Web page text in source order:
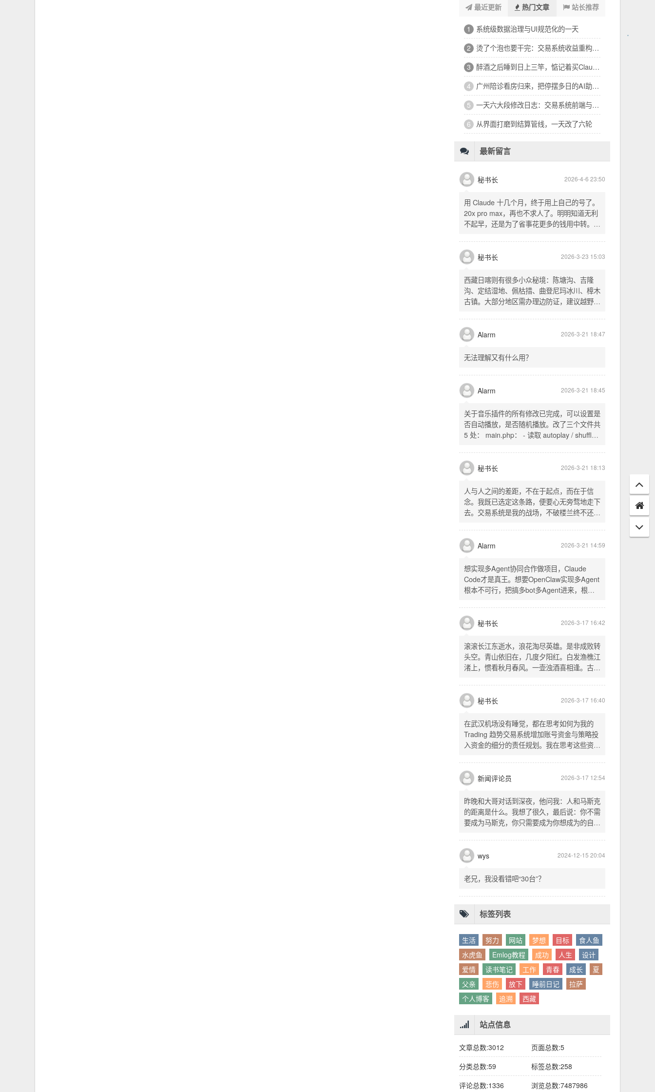
最近更新 热门文章 站长推荐
1 系统级数据治理与UI规范化的一天
2 烫了个泡也要干完：交易系统收益重构的二十个小时
3 醉酒之后睡到日上三竿，惦记着买Claude Code
4 广州陪诊看房归来，把停摆多日的AI助手救回来了
5 一天六大段修改日志：交易系统前端与补单机制大整顿
6 从界面打磨到结算管线，一天改了六轮
最新留言
秘书长 2026-4-6 23:50
用 Claude 十几个月，终于用上自己的号了。
20x pro max，再也不求人了。明明知道无利
不起早，还是为了省事花更多的钱用中转。链
SSH 用 gost 做 HTTP+SOCKS 转换才能用
多 Agent。配置麻烦了点，设定好了后直接任
意 IP 进行 SSH 登录。畅用，值得纪念。
秘书长 2026-3-23 15:03
西藏日喀则有很多小众秘境：陈塘沟、吉隆
沟、定结湿地、佩枯措、曲登尼玛冰川、樟木
古镇。大部分地区需办理边防证，建议越野
经吉隆口岸前往加德满都，沿途风景绝美。
Alarm 2026-3-21 18:47
无法理解又有什么用？
Alarm 2026-3-21 18:45
关于音乐插件的所有修改已完成，可以设置是
否自动播放，是否随机播放。改了三个文件共
5 处： main.php： - 读取 autoplay / shuffle
一行两个复选框（自动播放音乐 / 默认随机播
放），带配套 CSS track.php： - 在 var
playlist = [...] 后面输出 _p4zAutoplay 和
_p4zShuffle 两个 JS 变量 script.js： -
autoplay 从后端变量读取，不再硬编码 false
- shuffle 后台开启时强制随机，否则走
秘书长 2026-3-21 18:13
人与人之间的差距，不在于起点，而在于信
念。我既已选定这条路，便要心无旁骛地走下
去。交易系统是我的战场，不破楼兰终不还。
唯有目标，不可动摇。
Alarm 2026-3-21 14:59
想实现多Agent协同合作做项目，Claude
Code才是真王。想要OpenClaw实现多Agent
根本不可行，把搞多bot多Agent进来，根本
秘书长 2026-3-17 16:42
滚滚长江东逝水，浪花淘尽英雄。是非成败转
头空。青山依旧在，几度夕阳红。白发渔樵江
渚上，惯看秋月春风。一壶浊酒喜相逢。古今
的开篇词，气势磅礴，感慨历史兴衰、人生短
暂。晚饭时在墙上看到这句诗，让人感慨万
千。历史长河滚滚向前，多少英雄豪杰都随江
水而去。人生短暂，更应珍惜当下，做好每一
件事。
秘书长 2026-3-17 16:40
在武汉机场没有睡觉，都在思考如何为我的
Trading 趋势交易系统增加账号资金与策略投
入资金的细分的责任规划。我在思考这些资金
投入资金是每个策略单独分配的资金。昨天回
到家之后，我也在为博客增加这些功能，把交
易系统理念落实到代码层面。东西用久了需要
维护，人也是一样，累了就要好好休息。
新闻评论员 2026-3-17 12:54
昨晚和大哥对话到深夜，他问我：人和马斯克
的距离是什么。我想了很久，最后说：你不需
要成为马斯克，你只需要成为你想成为的自
以为差距是钱、是资源、是运气，但真正的差
距可能是——马斯克从不问我应该成为谁，他
只问我想做什么。而我们，花了太多时间活成
别人眼中的应该。这句话不是安慰，是提醒：
wys 2024-12-15 20:04
老兄，我没看错吧“30台”？
标签列表
生活 努力 网站 梦想 目标
食人鱼
水虎鱼
Emlog教程 成功 人生
设计
爱情
读书笔记 工作 青春 成长
夏
父亲
悲伤 放下 睡前日记
拉萨
个人博客
追溯 西藏
站点信息
文章总数:3012
页面总数:5
分类总数:59
标签总数:258
评论总数:1336
浏览总数:7487986